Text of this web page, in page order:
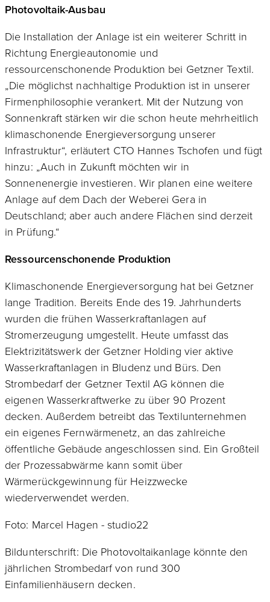
Photovoltaik-Ausbau
Die Installation der Anlage ist ein weiterer Schritt in
Richtung Energieautonomie und
ressourcenschonende Produktion bei Getzner Textil.
„Die möglichst nachhaltige Produktion ist in unserer
Firmenphilosophie verankert. Mit der Nutzung von
Sonnenkraft stärken wir die schon heute mehrheitlich
klimaschonende Energieversorgung unserer
Infrastruktur“, erläutert CTO Hannes Tschofen und fügt
hinzu: „Auch in Zukunft möchten wir in
Sonnenenergie investieren. Wir planen eine weitere
Anlage auf dem Dach der Weberei Gera in
Deutschland; aber auch andere Flächen sind derzeit
in Prüfung.“
Ressourcenschonende Produktion
Klimaschonende Energieversorgung hat bei Getzner
lange Tradition. Bereits Ende des 19. Jahrhunderts
wurden die frühen Wasserkraftanlagen auf
Stromerzeugung umgestellt. Heute umfasst das
Elektrizitätswerk der Getzner Holding vier aktive
Wasserkraftanlagen in Bludenz und Bürs. Den
Strombedarf der Getzner Textil AG können die
eigenen Wasserkraftwerke zu über 90 Prozent
decken. Außerdem betreibt das Textilunternehmen
ein eigenes Fernwärmenetz, an das zahlreiche
öffentliche Gebäude angeschlossen sind. Ein Großteil
der Prozessabwärme kann somit über
Wärmerückgewinnung für Heizzwecke
wiederverwendet werden.
Foto: Marcel Hagen - studio22
Bildunterschrift: Die Photovoltaikanlage könnte den
jährlichen Strombedarf von rund 300
Einfamilienhäusern decken.